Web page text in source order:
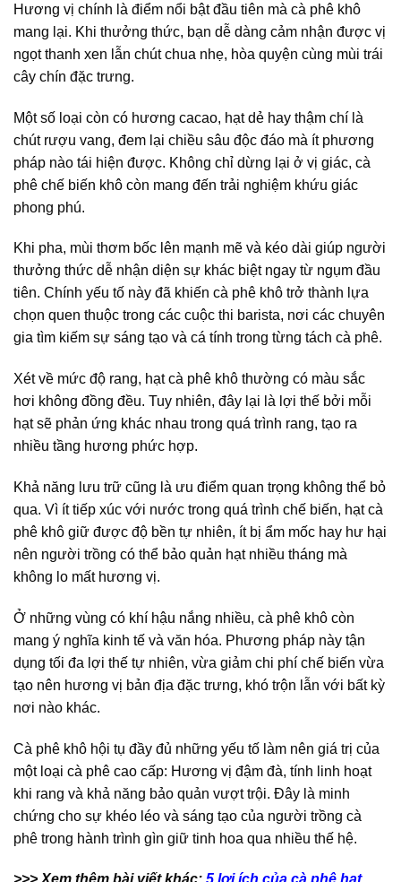
Hương vị chính là điểm nổi bật đầu tiên mà cà phê khô
mang lại. Khi thưởng thức, bạn dễ dàng cảm nhận được vị
ngọt thanh xen lẫn chút chua nhẹ, hòa quyện cùng mùi trái
cây chín đặc trưng.
Một số loại còn có hương cacao, hạt dẻ hay thậm chí là
chút rượu vang, đem lại chiều sâu độc đáo mà ít phương
pháp nào tái hiện được. Không chỉ dừng lại ở vị giác, cà
phê chế biến khô còn mang đến trải nghiệm khứu giác
phong phú.
Khi pha, mùi thơm bốc lên mạnh mẽ và kéo dài giúp người
thưởng thức dễ nhận diện sự khác biệt ngay từ ngụm đầu
tiên. Chính yếu tố này đã khiến cà phê khô trở thành lựa
chọn quen thuộc trong các cuộc thi barista, nơi các chuyên
gia tìm kiếm sự sáng tạo và cá tính trong từng tách cà phê.
Xét về mức độ rang, hạt cà phê khô thường có màu sắc
hơi không đồng đều. Tuy nhiên, đây lại là lợi thế bởi mỗi
hạt sẽ phản ứng khác nhau trong quá trình rang, tạo ra
nhiều tầng hương phức hợp.
Khả năng lưu trữ cũng là ưu điểm quan trọng không thể bỏ
qua. Vì ít tiếp xúc với nước trong quá trình chế biến, hạt cà
phê khô giữ được độ bền tự nhiên, ít bị ẩm mốc hay hư hại
nên người trồng có thể bảo quản hạt nhiều tháng mà
không lo mất hương vị.
Ở những vùng có khí hậu nắng nhiều, cà phê khô còn
mang ý nghĩa kinh tế và văn hóa. Phương pháp này tận
dụng tối đa lợi thế tự nhiên, vừa giảm chi phí chế biến vừa
tạo nên hương vị bản địa đặc trưng, khó trộn lẫn với bất kỳ
nơi nào khác.
Cà phê khô hội tụ đầy đủ những yếu tố làm nên giá trị của
một loại cà phê cao cấp: Hương vị đậm đà, tính linh hoạt
khi rang và khả năng bảo quản vượt trội. Đây là minh
chứng cho sự khéo léo và sáng tạo của người trồng cà
phê trong hành trình gìn giữ tinh hoa qua nhiều thế hệ.